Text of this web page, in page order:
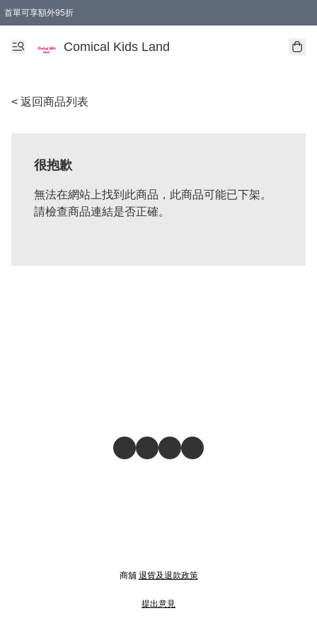
首單可享額外95折
Comical Kids Land
< 返回商品列表
很抱歉
無法在網站上找到此商品，此商品可能已下架。
請檢查商品連結是否正確。
商舖 退貨及退款政策
提出意見